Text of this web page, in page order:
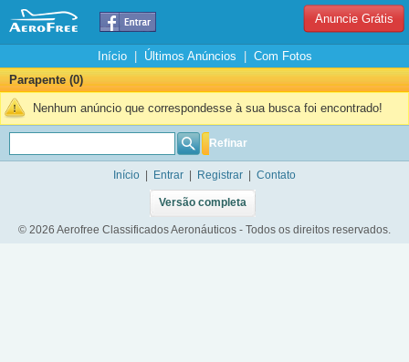
Anuncie Grátis
Início| Últimos Anúncios
Com Fotos
Parapente (0)
Nenhum anúncio que correspondesse à sua busca foi encontrado!
Refinar
Início Entrar Registrar Contato
Versão completa
© 2026 Aerofree Classificados Aeronáuticos - Todos os direitos reservados.